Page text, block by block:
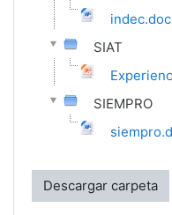
SIAT
SIEMPRO
Descargar carpeta